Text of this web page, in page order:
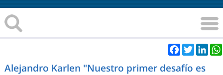
Facebook
Twitter
Alejandro Karlen "Nuestro primer desafío es